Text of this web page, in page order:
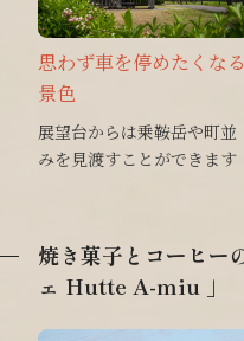
思わず車を停めたくなる
景色
展望台からは乗鞍岳や町並
みを見渡すことができます
焼き菓子とコーヒー
ェ Hutte A-miu 」